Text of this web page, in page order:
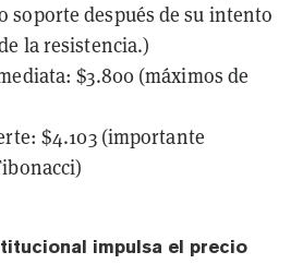
soporte después de su intento
la resistencia.)
$3.800 (máximos de
$4.103 (importante
impulsa el precio